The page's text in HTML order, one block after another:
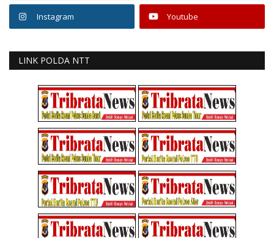
Instagram Youtube
LINK POLDA NTT